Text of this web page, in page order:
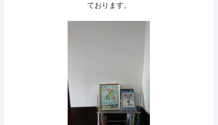
ております。